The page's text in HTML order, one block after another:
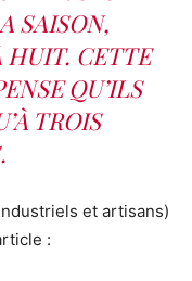
SAISON,
HUIT. CETTE
QU’ILS
TROIS
et artisans)
: